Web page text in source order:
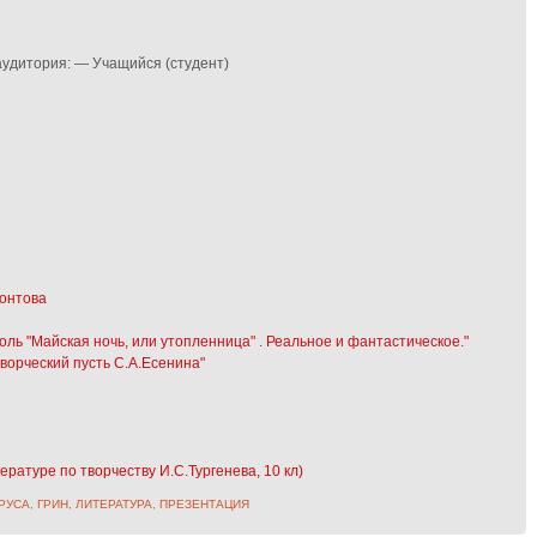
— Учащийся (студент)
"Майская ночь, или утопленница" . Реальное и фантастическое."
пусть С.А.Есенина"
по творчеству И.С.Тургенева, 10 кл)
ГРИН ЛИТЕРАТУРА ПРЕЗЕНТАЦИЯ